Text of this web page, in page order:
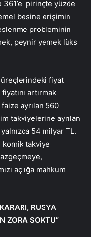
pirinçte yüzde
besine erişimin
probleminin
peynir yemek lüks
fiyat
artırmak
ayrılan 560
takviyelerine ayrılan
54 milyar TL.
komik takviye
açlığa mahkum
RUSYA
ZORA SOKTU”